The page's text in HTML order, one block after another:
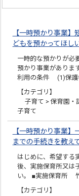
【一時預かり事業
どもを預かってほし
一時的な預かりが必
預かり事業がありま
利用の条件 (1)保護
【カテゴリ】
子育て > 保育園・
子育て
【一時預かり事業
までの手続きを教え
はじめに、希望する
後、実施保育所又は
い。 ■実施保育所
【カテゴリ】